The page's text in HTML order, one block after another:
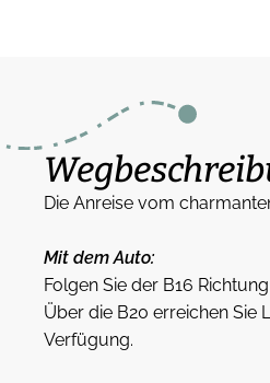
Die Anreise vom
Mit dem Auto:
Folgen Sie der B16
Über die B20 erreichen Sie
Verfügung.